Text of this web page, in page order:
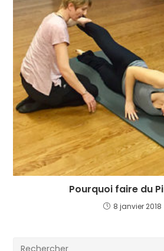
Pourquoi faire du
8 janvier 2018